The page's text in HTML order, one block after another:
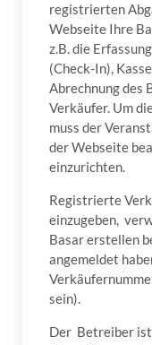
registrierten
Webseite Ihre
z.B. die
(Check-In),
Abrechnung des
Verkäufer. Um
muss der
der Webseite
einzurichten.
Registrierte
einzugeben,
Basar erstellen
angemeldet
sein).
Der Betreiber